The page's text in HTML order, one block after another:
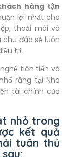
hàng tận
lợi nhất cho
thoải mái và
đáo sẽ luôn
trị.
tiên tiến và
răng tại Nha
tài chính của
nhỏ trong
kết quả
tuân thủ